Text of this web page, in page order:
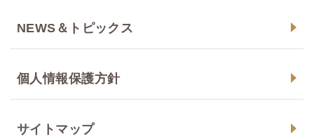
NEWS＆トピックス
個人情報保護方針
サイトマップ